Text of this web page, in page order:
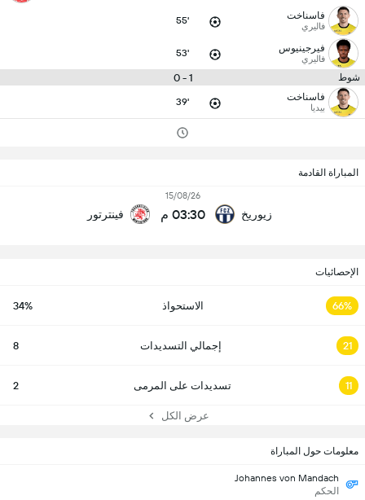
فاسناخت
فاليري 55'
فيرجينيوس
فاليري 53'
شوط 1 - 0
فاسناخت
بيديا 39'
المباراة القادمة
زيوريخ
15/08/26
03:30 م فينترتور
الإحصائيات
66% الاستحواذ 34%
21 إجمالي التسديدات 8
11 تسديدات على المرمى 2
عرض الكل
معلومات حول المباراة
Johannes von Mandach
الحكم